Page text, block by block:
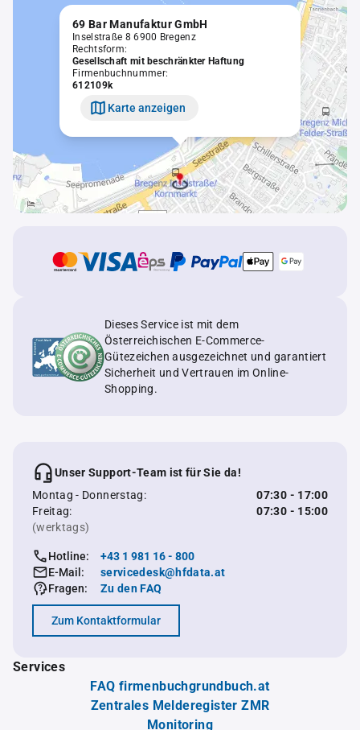
69 Bar Manufaktur GmbH
Inselstraße 8 6900 Bregenz
Rechtsform:
Gesellschaft mit beschränkter Haftung
Firmenbuchnummer:
612109k
Karte anzeigen
Dieses Service ist mit dem
Österreichischen E-Commerce-
Gütezeichen ausgezeichnet und garantiert
Sicherheit und Vertrauen im Online-
Shopping.
Unser Support-Team ist für Sie da!
Montag - Donnerstag:
07:30 - 17:00
Freitag:
07:30 - 15:00
(werktags)
Hotline:
+43 1 981 16 - 800
E-Mail:
servicedesk@hfdata.at
Fragen:
Zu den FAQ
Zum Kontaktformular
Services
FAQ firmenbuchgrundbuch.at
Zentrales Melderegister ZMR
Monitoring